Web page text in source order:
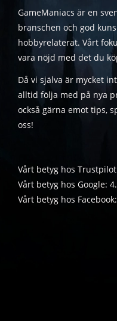
GameManiacs är en
branschen och god
hobbyrelaterat. Vårt
vara nöjd med det du
Då vi själva är mycket
alltid följa med på nya
också gärna emot tips,
oss!
Vårt betyg hos
Vårt betyg hos Google:
Vårt betyg hos